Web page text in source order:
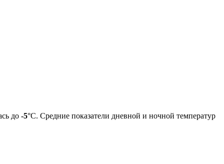
до -5°C. Средние показатели дневной и ночной температур